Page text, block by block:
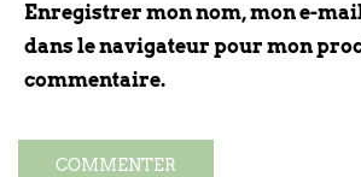
Enregistrer mon nom, mon e-
dans le navigateur pour mon
commentaire.